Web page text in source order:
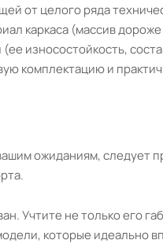
от целого ряда
каркаса (массив
износостойкость,
комплектацию и
ожиданиям,
Учтите не только его
которые идеально